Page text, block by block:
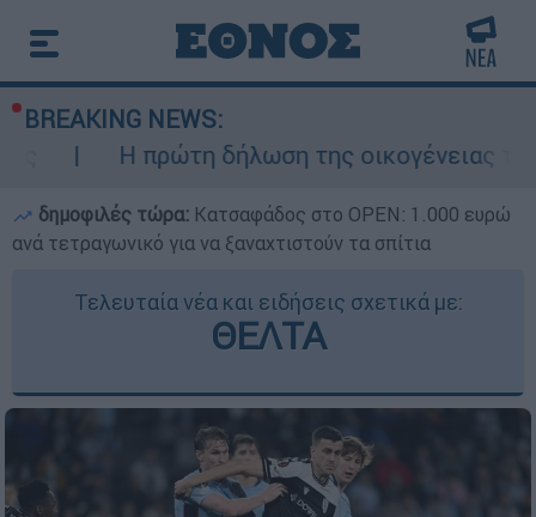
BREAKING NEWS:
δήλωση της οικογένειας της 38χρονης
δημοφιλές τώρα: Κατσαφάδος στο OPEN: 1.000 ευρώ
ανά τετραγωνικό για να ξαναχτιστούν τα σπίτια
Τελευταία νέα και ειδήσεις σχετικά με:
ΘΕΛΤΑ